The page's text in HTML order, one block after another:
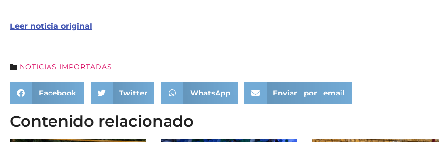
Leer noticia original
NOTICIAS IMPORTADAS
Facebook Twitter WhatsApp Enviar por email
Contenido relacionado